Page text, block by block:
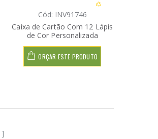
Cód: INV91746
Caixa de Cartão Com 12 Lápis
de Cor Personalizada
ORÇAR ESTE PRODUTO
]